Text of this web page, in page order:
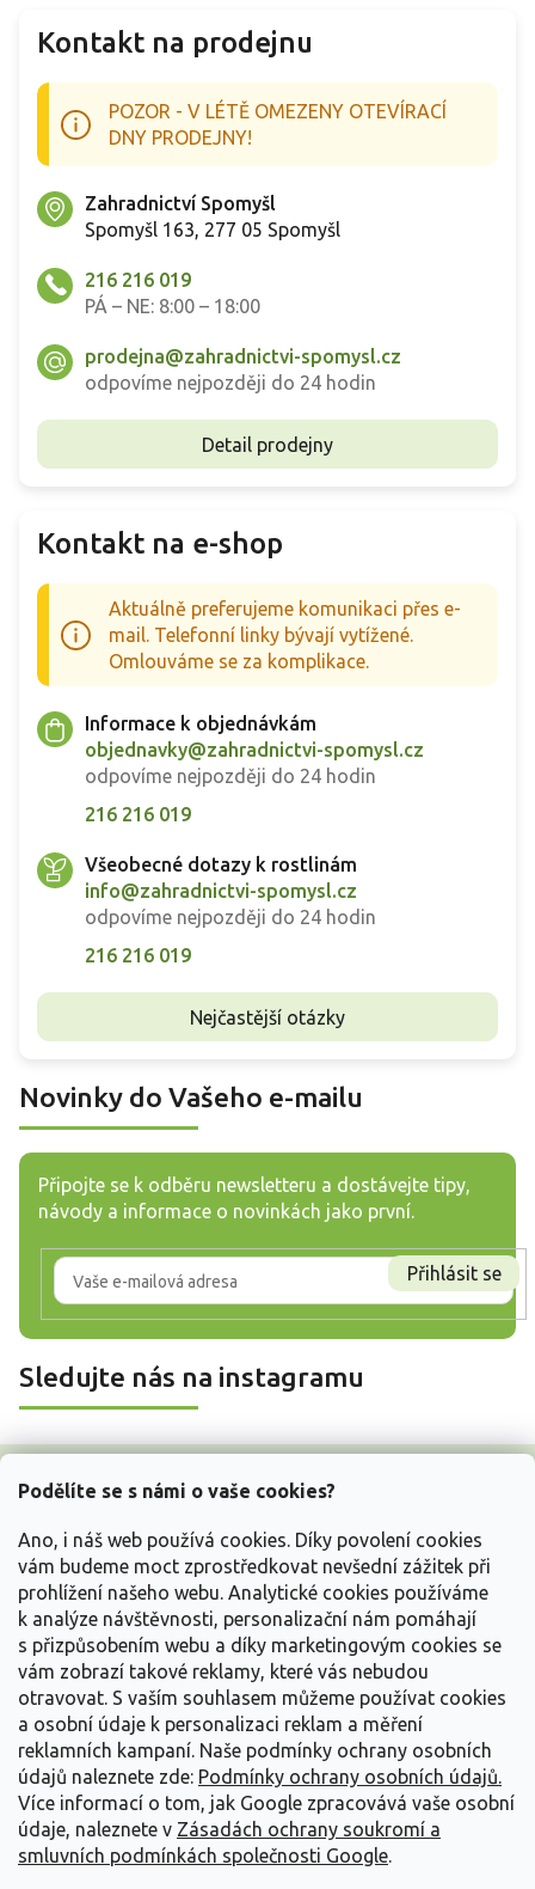
Podělíte se s námi o vaše cookies?
Ano, i náš web používá cookies. Díky povolení cookies
vám budeme moct zprostředkovat nevšední zážitek při
prohlížení našeho webu. Analytické cookies používáme
k analýze návštěvnosti, personalizační nám pomáhají
s přizpůsobením webu a díky marketingovým cookies se
vám zobrazí takové reklamy, které vás nebudou
otravovat. S vaším souhlasem můžeme používat cookies
a osobní údaje k personalizaci reklam a měření
reklamních kampaní. Naše podmínky ochrany osobních
údajů naleznete zde: Podmínky ochrany osobních údajů.
Více informací o tom, jak Google zpracovává vaše osobní
údaje, naleznete v Zásadách ochrany soukromí a
smluvních podmínkách společnosti Google.
Kontakt na prodejnu
POZOR - V LÉTĚ OMEZENY OTEVÍRACÍ
DNY PRODEJNY!
Zahradnictví Spomyšl
Spomyšl 163, 277 05 Spomyšl
216 216 019
PÁ – NE: 8:00 – 18:00
prodejna@zahradnictvi-spomysl.cz
odpovíme nejpozději do 24 hodin
Detail prodejny
Kontakt na e-shop
Aktuálně preferujeme komunikaci přes e-
mail. Telefonní linky bývají vytížené.
Omlouváme se za komplikace.
Informace k objednávkám
objednavky@zahradnictvi-spomysl.cz
odpovíme nejpozději do 24 hodin
216 216 019
Všeobecné dotazy k rostlinám
info@zahradnictvi-spomysl.cz
odpovíme nejpozději do 24 hodin
216 216 019
Nejčastější otázky
Novinky do Vašeho e-mailu
Připojte se k odběru newsletteru a dostávejte tipy,
návody a informace o novinkách jako první.
Přihlásit se
Sledujte nás na instagramu
Z
Vše o nákupu
Informace pro Vás
Kontakujte nás